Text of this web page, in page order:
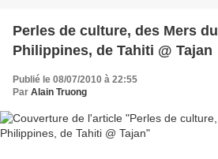
Perles de culture, des Mers
Philippines, de Tahiti @ Tajan
Publié le 08/07/2010 à 22:55
Par Alain Truong